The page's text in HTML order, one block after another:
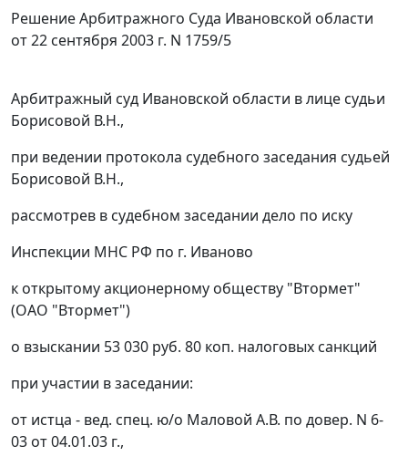
Решение Арбитражного Суда Ивановской области
от 22 сентября 2003 г. N 1759/5
Арбитражный суд Ивановской области в лице судьи
Борисовой В.Н.,
при ведении протокола судебного заседания судьей
Борисовой В.Н.,
рассмотрев в судебном заседании дело по иску
Инспекции МНС РФ по г. Иваново
к открытому акционерному обществу "Втормет"
(ОАО "Втормет")
о взыскании 53 030 руб. 80 коп. налоговых санкций
при участии в заседании:
от истца - вед. спец. ю/о Маловой А.В. по довер. N 6-
03 от 04.01.03 г.,